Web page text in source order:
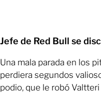
Jefe de Red Bull se
Una mala parada en los
perdiera segundos
podio, que le robó